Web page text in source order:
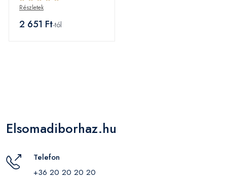
Részletek
2 651 Ft-tól
Elsomadiborhaz.hu
Telefon
+36 20 20 20 20